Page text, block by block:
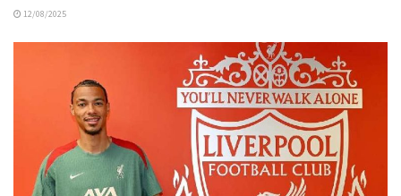
12/08/2025